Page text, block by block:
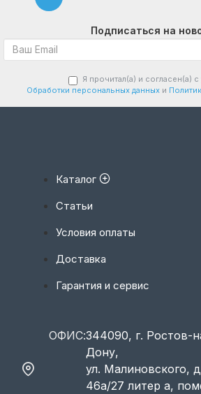
предназначена для хранения
температурном диапазоне от -
Внутренний объем – 9,3 куб.м.
Если Вам нужна
холодильная камера другого
другими характеристиками –
Подписаться на
Я прочитал(а) и согласен(а)
Обработки персональных данныхи
Каталог
Статьи
Условия оплаты
Доставка
Гарантия и сервис
ОФИС:344090, г. Ростов-
Дону,
ул. Малиновского,
46а/27 литер а,